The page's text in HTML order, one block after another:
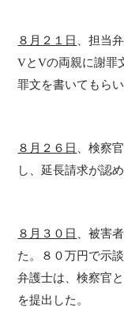
８月２１日 、担当
VとVの両親に謝罪
罪文を書いてもら
８月２６日 、検察
し、延長請求が認め
８月３０日 、被害
た。８０万円で示
弁護士は、検察官
を提出した。